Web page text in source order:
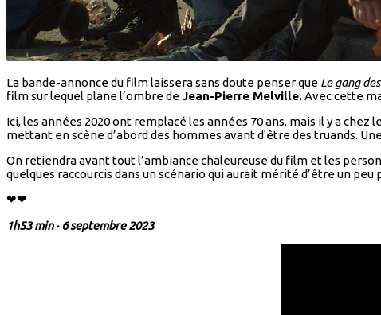
La bande-annonce du film laissera sans doute penser que Le gang
film sur lequel plane l’ombre de Jean-Pierre Melville.Avec cette
Ici, les années 2020 ont remplacé les années 70 ans, mais il y a chez
mettant en scène d’abord des hommes avant d'être des truands.
On retiendra avant tout l’ambiance chaleureuse du film et les
quelques raccourcis dans un scénario qui aurait mérité d’être un
❤❤
1h53 min · 6 septembre 2023